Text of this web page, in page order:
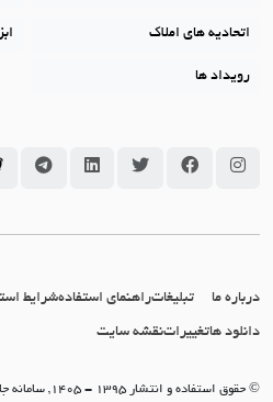
اتحادیه های املاک
رویداد ها
سامانه جاما در اینستاگرام
سامانه جاما در فیسبوک
سامانه جاما درسامانه جاما
درباره ما تبلیغاتراهنمای استفادهشرایط
دانلود هاتغییراتنقشه سایت
© حقوق استفاده و انتشار 1395 - 1405, سامانه جامع املاک و مشاورین املاک (سامانه جاما)